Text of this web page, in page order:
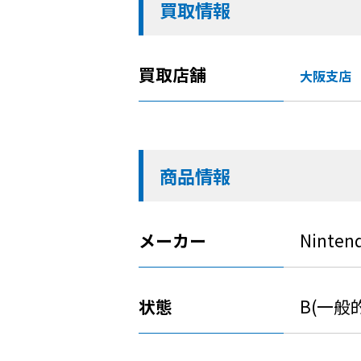
買取情報
買取店舗 大阪支店
商品情報
メーカー
状態 B(一般